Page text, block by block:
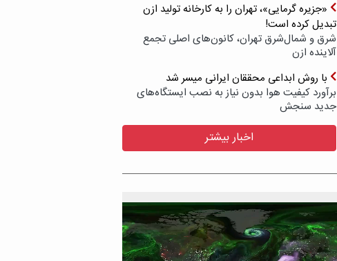
«جزیره گرمایی»، تهران را به کارخانه تولید ازن
تبدیل کرده است!
شرق و شمال‌شرق تهران، کانون‌های اصلی تجمع
آلاینده ازن
با روش ابداعی محققان ایرانی میسر شد
برآورد کیفیت هوا بدون نیاز به نصب ایستگاه‌های
جدید سنجش
اخبار بیشتر